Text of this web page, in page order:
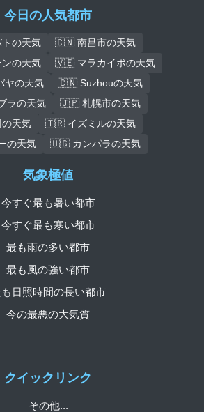
今日の人気都市
の天気
🇨🇳 南昌市の天気
の天気
🇻🇪 マラカイボの天気
の天気
🇨🇳 Suzhouの天気
ラの天気
🇯🇵 札幌市の天気
天気
🇹🇷 イズミルの天気
の天気
🇺🇬 カンパラの天気
クイックリンク
その他...
気象極値
今すぐ最も暑い都市
今すぐ最も寒い都市
最も雨の多い都市
最も風の強い都市
日照時間の長い都市
今の最悪の大気質